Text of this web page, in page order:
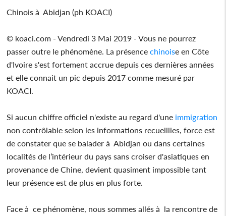
Chinois à Abidjan (ph KOACI)
© koaci.com - Vendredi 3 Mai 2019 - Vous ne pourrez
passer outre le phénomène. La présencechinoise en Côte
d'Ivoire s'est fortement accrue depuis ces dernières années
et elle connait un pic depuis 2017 comme mesuré par
KOACI.
Si aucun chiffre officiel n'existe au regard d'une immigration
non contrôlable selon les informations recueillies, force est
de constater que se balader à Abidjan ou dans certaines
localités de l’intérieur du pays sans croiser d'asiatiques en
provenance de Chine, devient quasiment impossible tant
leur présence est de plus en plus forte.
Face à ce phénomène, nous sommes allés à la rencontre de